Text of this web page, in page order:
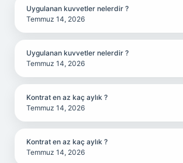
Uygulanan kuvvetler nelerdir ?
Temmuz 14, 2026
Uygulanan kuvvetler nelerdir ?
Temmuz 14, 2026
Kontrat en az kaç aylık ?
Temmuz 14, 2026
Kontrat en az kaç aylık ?
Temmuz 14, 2026